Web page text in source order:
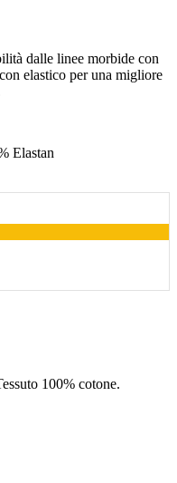
dalle linee morbide con
elastico per una migliore
Elastan
100% cotone.